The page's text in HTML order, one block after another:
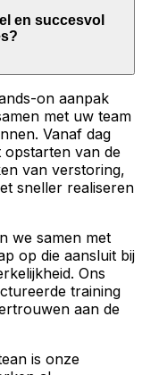
en succesvol
on aanpak
met uw team
Vanaf dag
van de
van verstoring,
sneller realiseren
we samen met
op die aansluit bij
Ons
training
aan de
is onze